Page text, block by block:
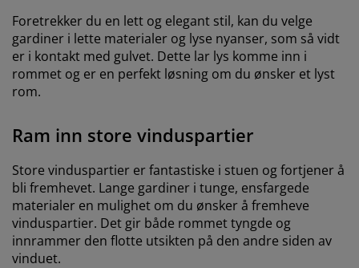
Foretrekker du en lett og elegant stil, kan du velge
gardiner i lette materialer og lyse nyanser, som så vidt
er i kontakt med gulvet. Dette lar lys komme inn i
rommet og er en perfekt løsning om du ønsker et lyst
rom.
Ram inn store vinduspartier
Store vinduspartier er fantastiske i stuen og fortjener å
bli fremhevet. Lange gardiner i tunge, ensfargede
materialer en mulighet om du ønsker å fremheve
vinduspartier. Det gir både rommet tyngde og
innrammer den flotte utsikten på den andre siden av
vinduet.